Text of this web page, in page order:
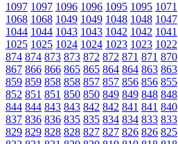
1097 1097 1096 1096 1095 1095 1071
1068 1068 1049 1049 1048 1048 1047
1044 1044 1043 1043 1042 1042 1041
1025 1025 1024 1024 1023 1023 1022
874 874 873 873 872 872 871 871 870
867 866 866 865 865 864 864 863 863
859 859 858 858 857 857 856 856 855
852 851 851 850 850 849 849 848 848
844 844 843 843 842 842 841 841 840
837 836 836 835 835 834 834 833 833
829 829 828 828 827 827 826 826 825